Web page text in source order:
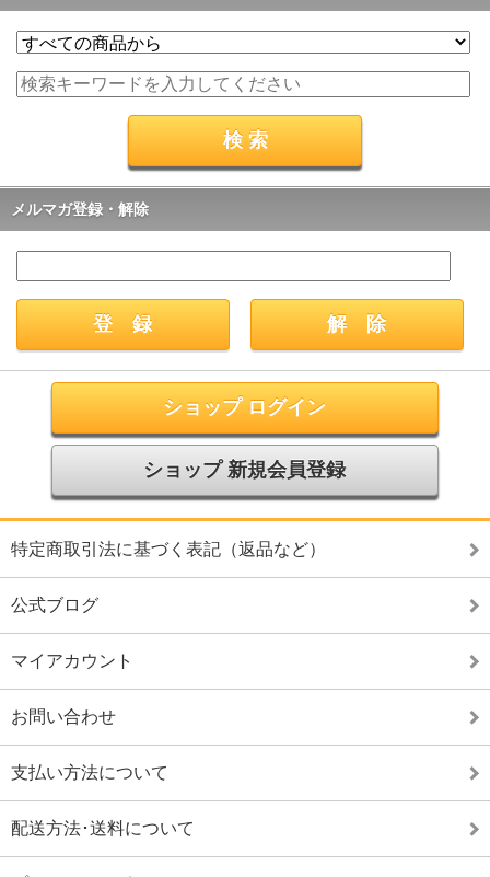
メルマガ登録・解除
ショップ ログイン
ショップ 新規会員登録
特定商取引法に基づく表記（返品など）
公式ブログ
マイアカウント
お問い合わせ
支払い方法について
配送方法･送料について